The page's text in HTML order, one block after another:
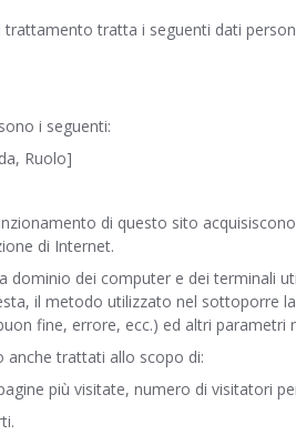
trattamento tratta i seguenti dati
i seguenti:
Ruolo]
di questo sito
di Internet.
dei computer e dei terminali
il metodo utilizzato nel sottoporre
fine, errore, ecc.) ed altri parametri
anche trattati allo scopo di:
più visitate, numero di visitatori